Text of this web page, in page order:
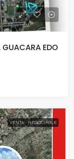
GUACARA EDO
VENTA NEGOCIABLE